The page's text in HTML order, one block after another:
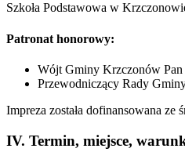
Szkoła Podstawowa w
Patronat honorowy:
Wójt Gminy Krzczonów Pan
Przewodniczący Rady
Impreza została dofinansowana
IV. Termin, miejsce,